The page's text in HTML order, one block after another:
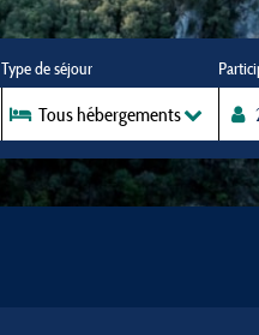
Type de séjour
Tous hébergements